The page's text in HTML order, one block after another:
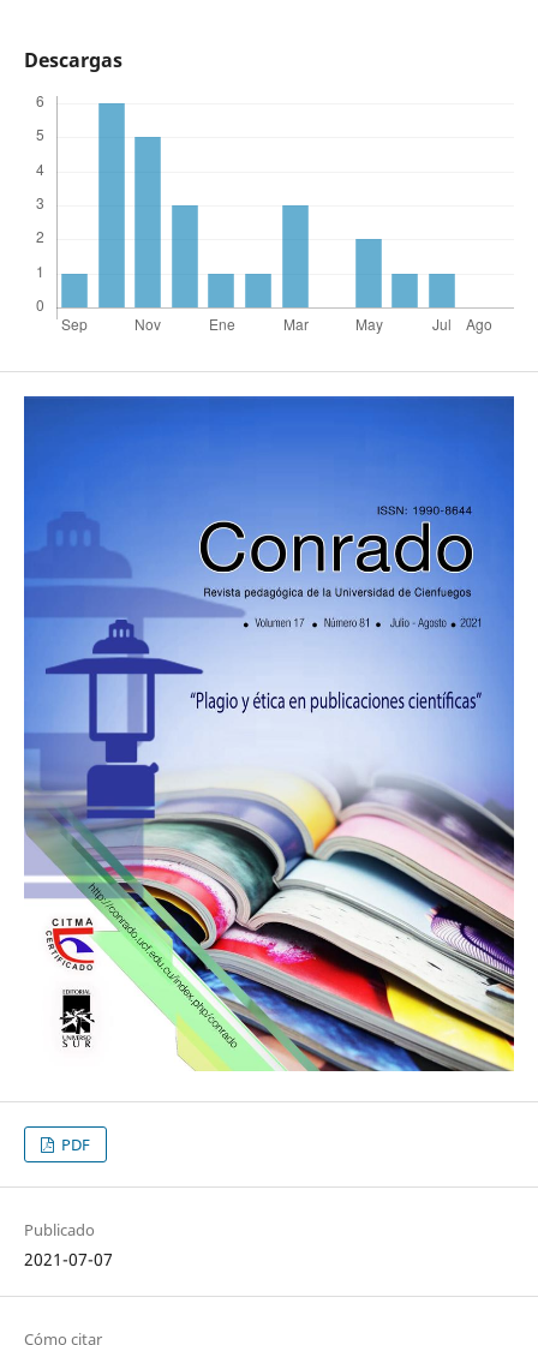
Descargas
PDF
Publicado
2021-07-07
Cómo citar